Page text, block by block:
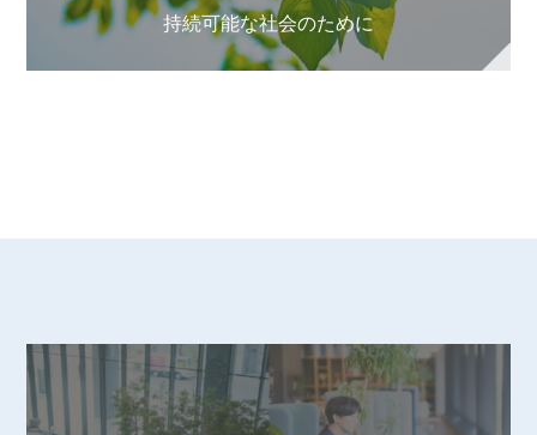
持続可能な社会のために